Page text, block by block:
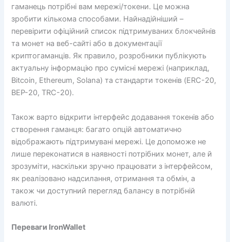
гаманець потрібні вам мережі/токени. Це можна
зробити кількома способами. Найнадійніший –
перевірити офіційний список підтримуваних блокчейнів
та монет на веб-сайті або в документації
криптогаманців. Як правило, розробники публікують
актуальну інформацію про сумісні мережі (наприклад,
Bitcoin, Ethereum, Solana) та стандарти токенів (ERC-20,
BEP-20, TRC-20).
Також варто відкрити інтерфейс додавання токенів або
створення гаманця: багато опцій автоматично
відображають підтримувані мережі. Це допоможе не
лише переконатися в наявності потрібних монет, але й
зрозуміти, наскільки зручно працювати з інтерфейсом,
як реалізовано надсилання, отримання та обмін, а
також чи доступний перегляд балансу в потрібній
валюті.
Переваги IronWallet